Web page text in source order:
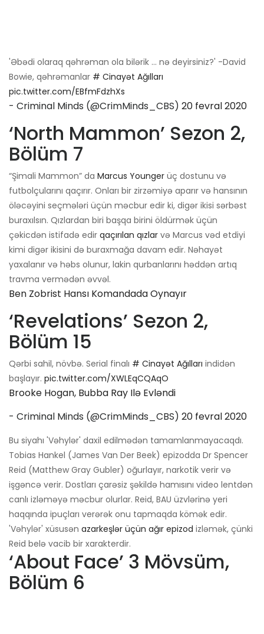
'Əbədi olaraq qəhrəman ola bilərik ... nə deyirsiniz?' -David
Bowie, qəhrəmanlar # Cinayət Ağılları
pic.twitter.com/EBfmFdzhXs
- Criminal Minds (@CrimMinds_CBS) 20 fevral 2020
‘North Mammon’ Sezon 2,
Bölüm 7
“Şimali Mammon” da Marcus Younger üç dostunu və
futbolçularını qaçırır. Onları bir zirzəmiyə aparır və hansının
öləcəyini seçmələri üçün məcbur edir ki, digər ikisi sərbəst
buraxılsın. Qızlardan biri başqa birini öldürmək üçün
çəkicdən istifadə edir qaçırılan qızlar və Marcus vəd etdiyi
kimi digər ikisini də buraxmağa davam edir. Nəhayət
yaxalanır və həbs olunur, lakin qurbanlarını həddən artıq
travma vermədən əvvəl.
Ben Zobrist Hansı Komandada Oynayır
‘Revelations’ Sezon 2,
Bölüm 15
Qərbi sahil, növbə. Serial finalı # Cinayət Ağılları indidən
başlayır. pic.twitter.com/XWLEqCQAqO
Brooke Hogan, Bubba Ray Ilə Evləndi
- Criminal Minds (@CrimMinds_CBS) 20 fevral 2020
Bu siyahı 'Vəhylər' daxil edilmədən tamamlanmayacaqdı.
Tobias Hankel (James Van Der Beek) epizodda Dr Spencer
Reid (Matthew Gray Gubler) oğurlayır, narkotik verir və
işgəncə verir. Dostları çarəsiz şəkildə hamısını video lentdən
canlı izləməyə məcbur olurlar. Reid, BAU üzvlərinə yeri
haqqında ipuçları verərək onu tapmaqda kömək edir.
'Vəhylər' xüsusən azarkeşlər üçün ağır epizod izləmək, çünki
Reid belə vacib bir xarakterdir.
‘About Face’ 3 Mövsüm,
Bölüm 6